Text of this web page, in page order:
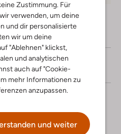
Zustimmung. Für
verwenden, um deine
und dir personalisierte
wir um deine
"Ablehnen" klickst,
und analytischen
auch auf "Cookie-
mehr Informationen zu
anzupassen.
und weiter